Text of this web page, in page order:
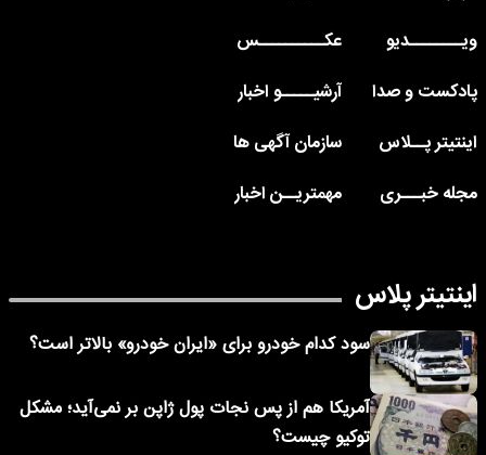
ویــــــــدیو
عکــــــــــس
پادکست و صدا
آرشیـــــو اخبار
اینتیتر پــلاس
سازمان آگهی ها
مجله خبـــری
مهمتریــن اخبار
اینتیتر پلاس
سود کدام خودرو برای «ایران خودرو» بالاتر است؟
آمریکا هم از پس نجات پول ژاپن بر نمی‌آید؛ مشکل
توکیو چیست؟